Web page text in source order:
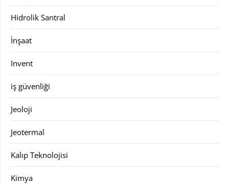
Hidrolik Santral
İnşaat
Invent
iş güvenliği
Jeoloji
Jeotermal
Kalıp Teknolojisi
Kimya